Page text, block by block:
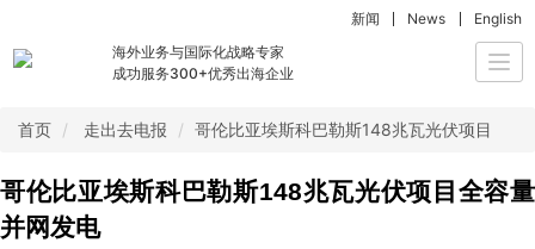
海外业务与国际化战略专家
成功服务300+优秀出海企业
新闻 News English
首页 走出去电报 哥伦比亚埃斯科巴勒斯148兆瓦光伏项目全容
哥伦比亚埃斯科巴勒斯148兆瓦光伏项目全容量
并网发电